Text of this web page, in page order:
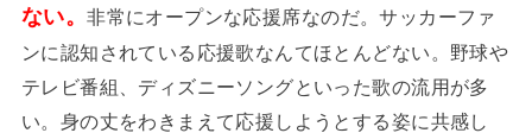
ない。非常にオープンな応援席なのだ。サッカーファ
ンに認知されている応援歌なんてほとんどない。野球や
テレビ番組、ディズニーソングといった歌の流用が多
い。身の丈をわきまえて応援しようとする姿に共感し